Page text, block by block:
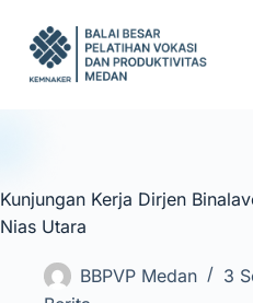
k
o
Kunjungan Kerja Dirjen
Nias Utara
BBPVP Medan
3